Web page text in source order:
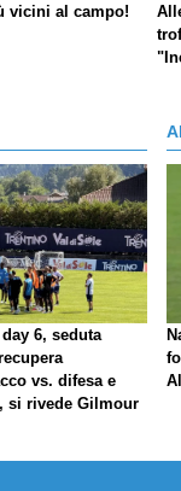
vicini al campo!
6, seduta
vs. difesa e
si rivede Gilmour